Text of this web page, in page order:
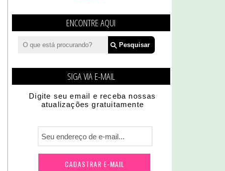
ENCONTRE AQUI
SIGA VIA E-MAIL
Digite seu email e receba nossas
atualizações gratuitamente